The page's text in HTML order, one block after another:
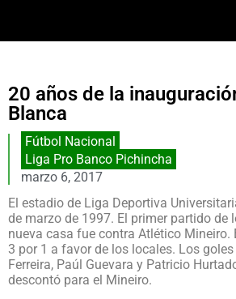
20 años de la
Blanca
Fútbol Nacional
Liga Pro Banco Pichincha
marzo 6, 2017
El estadio de Liga Deportiva
de marzo de 1997. El primer partido de
nueva casa fue contra Atlético Mineiro.
3 por 1 a favor de los locales. Los
Ferreira, Paúl Guevara y Patricio
descontó para el Mineiro.